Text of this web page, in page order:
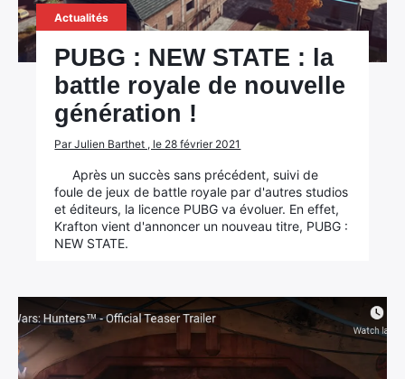
Actualités
PUBG : NEW STATE : la
battle royale de nouvelle
génération !
Par Julien Barthet , le 28 février 2021
Après un succès sans précédent, suivi de
foule de jeux de battle royale par d'autres studios
et éditeurs, la licence PUBG va évoluer. En effet,
Krafton vient d'annoncer un nouveau titre, PUBG :
NEW STATE.